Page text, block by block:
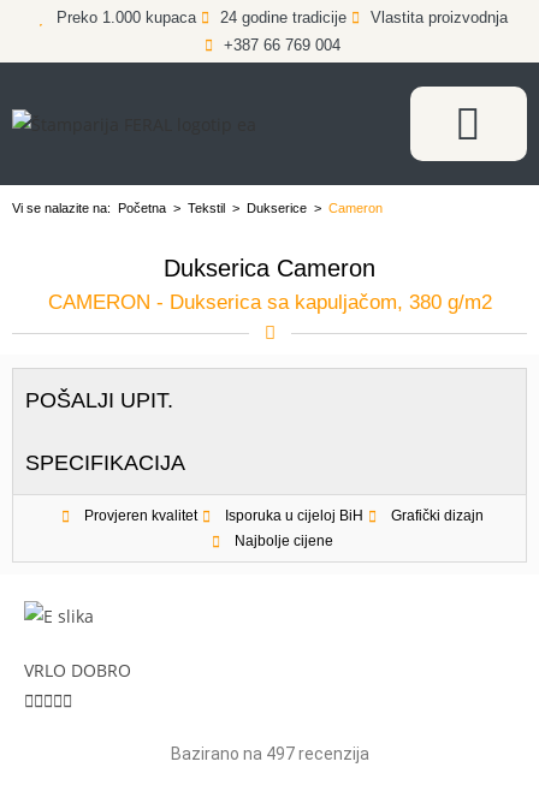
Preko 1.000 kupaca 24 godine tradicije
Vlastita proizvodnja
+387 66 769 004
Vi se nalazite na: Početna > Tekstil > Dukserice > Cameron
Dukserica Cameron
CAMERON - Dukserica sa kapuljačom, 380 g/m2
POŠALJI UPIT.
SPECIFIKACIJA
Provjeren kvalitet Isporuka u cijeloj BiH
Grafički dizajn
Najbolje cijene
VRLO DOBRO

Bazirano na 497 recenzija